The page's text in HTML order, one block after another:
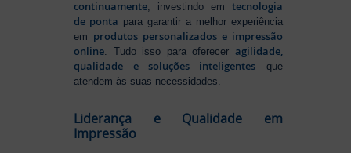
continuamente , investindo em tecnologia
de ponta para garantir a melhor experiência
em produtos personalizados e impressão
online . Tudo isso para oferecer agilidade,
qualidade e soluções inteligentes que
atendem às suas necessidades.
Liderança e Qualidade em
Impressão